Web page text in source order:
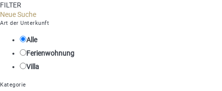
FILTER
Neue Suche
Art der Unterkunft
Alle
Ferienwohnung
Villa
Kategorie